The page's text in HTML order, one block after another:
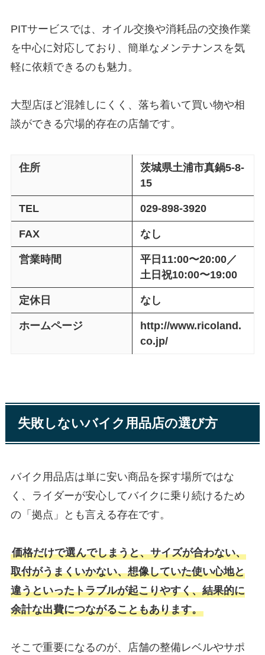
PITサービスでは、オイル交換や消耗品の交換作業
を中心に対応しており、簡単なメンテナンスを気
軽に依頼できるのも魅力。
大型店ほど混雑しにくく、落ち着いて買い物や相
談ができる穴場的存在の店舗です。
住所
茨城県土浦市真鍋5-8-
15
TEL 029-898-3920
FAX なし
営業時間
平日11:00〜20:00／
土日祝10:00〜19:00
定休日 なし
ホームページ
http://www.ricoland.
co.jp/
失敗しないバイク用品店の選び方
バイク用品店は単に安い商品を探す場所ではな
く、ライダーが安心してバイクに乗り続けるため
の「拠点」とも言える存在です。
価格だけで選んでしまうと、サイズが合わない、
取付がうまくいかない、想像していた使い心地と
違うといったトラブルが起こりやすく、結果的に
余計な出費につながることもあります。
そこで重要になるのが、店舗の整備レベルやサポ